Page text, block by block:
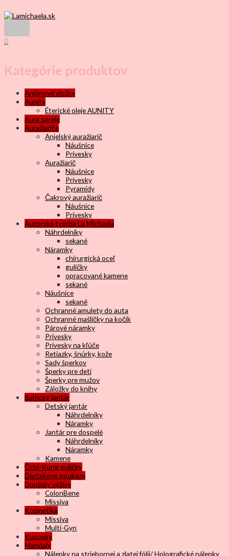
na
Menu
0
Kategórie produktov
Aniónové vložky
Aunity
Éterické oleje AUNITY
Aura spreje
Auražiariče
Anjelský auražiarič
Náušnice
Prívesky
Auražiarič
Náušnice
Prívesky
Pyramídy
Čakrový auražiarič
Náušnice
Prívesky
Autorská tvorba La Michaela
Náhrdelníky
sekané
Náramky
chirurgická oceľ
guličky
opracované kamene
sekané
Náušnice
sekané
Ochranné amulety do auta
Ochranné mašličky na kočík
Párové náramky
Prívesky
Prívesky na kľúče
Retiazky, šnúrky, kože
Sady šperkov
Šperky pre deti
Šperky pre mužov
Záložky do knihy
Baltický jantár
Detský jantár
Náhrdelníky
Náramky
Jantár pre dospelé
Náhrdelníky
Náramky
Kamene
Čchi-Kung guličky
Darčekové poukazy
Doplnky výživy
ColonBene
Missiva
Kozmetika
Missiva
Multi-Gyn
Kusovky
Mandaly
Nálepky na striebornej a zlatej fólii/ Holografické nálepky